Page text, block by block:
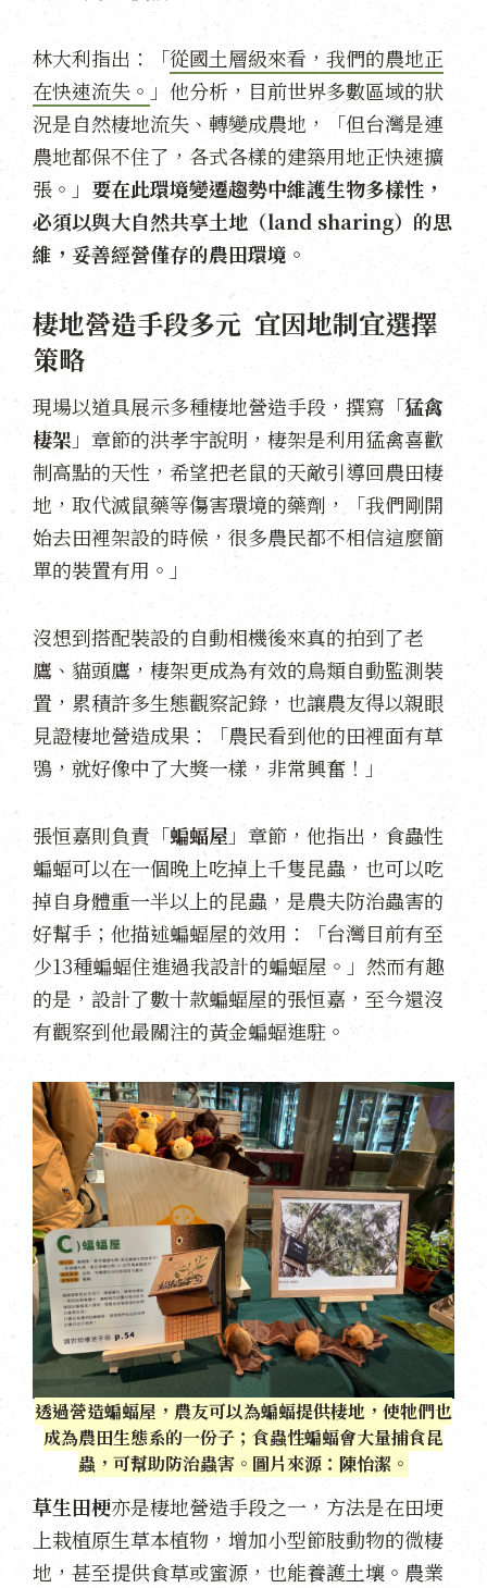
林大利指出：「從國土層級來看，我們的農地正
在快速流失。 」他分析，目前世界多數區域的狀
況是自然棲地流失、轉變成農地，「但台灣是連
農地都保不住了，各式各樣的建築用地正快速擴
張。」 要在此環境變遷趨勢中維護生物多樣性，
必須以與大自然共享土地（land sharing）的思
維，妥善經營僅存的農田環境。
棲地營造手段多元 宜因地制宜選擇
策略
現場以道具展示多種棲地營造手段，撰寫「猛禽
棲架 」章節的洪孝宇說明，棲架是利用猛禽喜歡
制高點的天性，希望把老鼠的天敵引導回農田棲
地，取代滅鼠藥等傷害環境的藥劑，「我們剛開
始去田裡架設的時候，很多農民都不相信這麼簡
單的裝置有用。」
沒想到搭配裝設的自動相機後來真的拍到了老
鷹、貓頭鷹，棲架更成為有效的鳥類自動監測裝
置，累積許多生態觀察記錄，也讓農友得以親眼
見證棲地營造成果：「農民看到他的田裡面有草
鴞，就好像中了大獎一樣，非常興奮！」
張恒嘉則負責「蝙蝠屋 」章節，他指出，食蟲性
蝙蝠可以在一個晚上吃掉上千隻昆蟲，也可以吃
掉自身體重一半以上的昆蟲，是農夫防治蟲害的
好幫手；他描述蝙蝠屋的效用：「台灣目前有至
少13種蝙蝠住進過我設計的蝙蝠屋。」然而有趣
的是，設計了數十款蝙蝠屋的張恒嘉，至今還沒
有觀察到他最關注的黃金蝙蝠進駐。
透過營造蝙蝠屋，農友可以為蝙蝠提供棲地，使牠們也
成為農田生態系的一份子；食蟲性蝙蝠會大量捕食昆
蟲，可幫助防治蟲害。圖片來源：陳怡潔。
草生田梗亦是棲地營造手段之一，方法是在田埂
上栽植原生草本植物，增加小型節肢動物的微棲
地，甚至提供食草或蜜源，也能養護土壤。農業